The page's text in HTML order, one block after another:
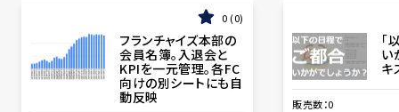
0 0
フランチャイズ本部の
会員名簿。入退会と
KPIを一元管理。各FC
向けの別シートにも自
動反映
「
い
キ
販売数：0